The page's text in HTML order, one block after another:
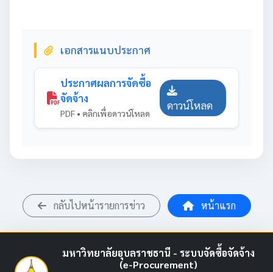
เอกสารแนบประกาศ
ประกาศผลการจัดซื้อ
จัดจ้าง
PDF • คลิกเพื่อดาวน์โหลด
ดาวน์โหลด
กลับไปหน้ารายการข่าว หน้าแรก
มหาวิทยาลัยอุบลราชธานี - ระบบจัดซื้อจัดจ้าง
(e-Procurement)